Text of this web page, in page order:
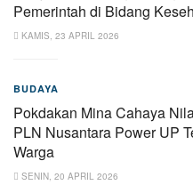
Pemerintah di Bidang
KAMIS, 23 APRIL 2026
BUDAYA
Pokdakan Mina Cahaya
PLN Nusantara Power UP
Warga
SENIN, 20 APRIL 2026